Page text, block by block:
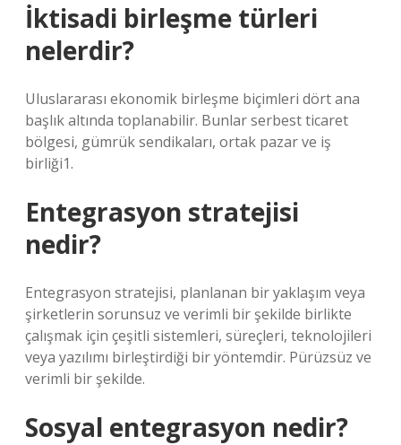
İktisadi birleşme türleri
nelerdir?
Uluslararası ekonomik birleşme biçimleri dört ana
başlık altında toplanabilir. Bunlar serbest ticaret
bölgesi, gümrük sendikaları, ortak pazar ve iş
birliği1.
Entegrasyon stratejisi
nedir?
Entegrasyon stratejisi, planlanan bir yaklaşım veya
şirketlerin sorunsuz ve verimli bir şekilde birlikte
çalışmak için çeşitli sistemleri, süreçleri, teknolojileri
veya yazılımı birleştirdiği bir yöntemdir. Pürüzsüz ve
verimli bir şekilde.
Sosyal entegrasyon nedir?